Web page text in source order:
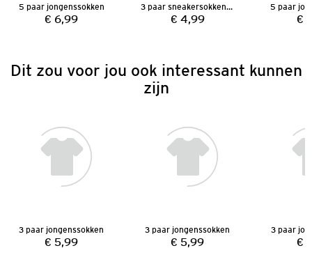
5 paar jongenssokken
Prijs:
€ 6,99
3 paar sneakersokken voor jongens
Prijs:
€ 4,99
5 paar
€
Dit zou voor jou ook interessant kunnen
zijn
3 paar jongenssokken
Prijs:
€ 5,99
3 paar jongenssokken
Prijs:
€ 5,99
3 paar
€